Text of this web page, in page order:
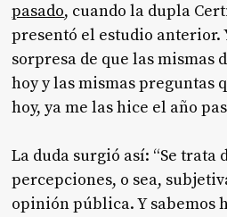
pasado, cuando la dupla
presentó el estudio anterior.
sorpresa de que las mismas
hoy y las mismas preguntas
hoy, ya me las hice el año
La duda surgió así: “Se trata
percepciones, o sea,
opinión pública. Y sabemos